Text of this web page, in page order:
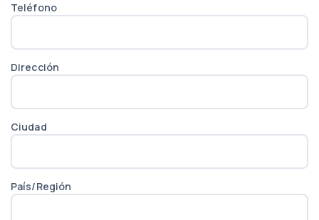
Teléfono
Dirección
Ciudad
País/Región